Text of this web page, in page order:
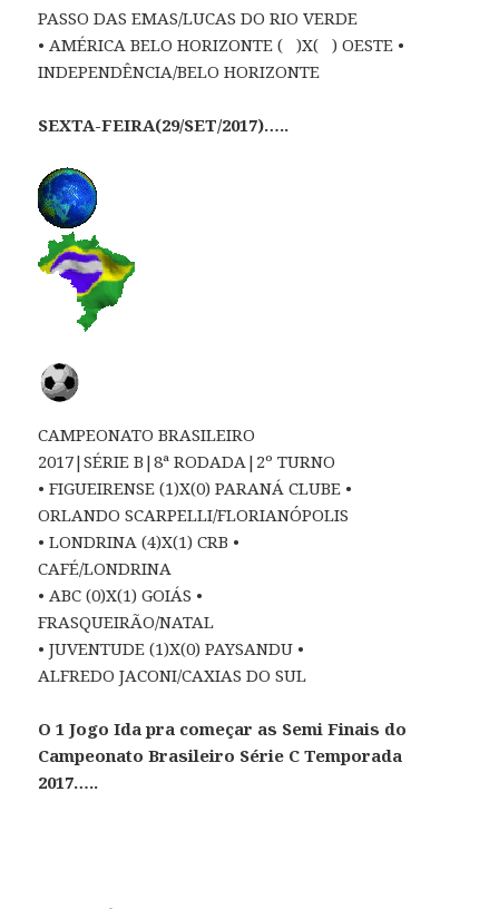
PASSO DAS EMAS/LUCAS DO RIO VERDE
• AMÉRICA BELO HORIZONTE ( )X( ) OESTE •
INDEPENDÊNCIA/BELO HORIZONTE
SEXTA-FEIRA(29/SET/2017)…..
CAMPEONATO BRASILEIRO
2017|SÉRIE B|8ª RODADA|2º TURNO
• FIGUEIRENSE (1)X(0) PARANÁ CLUBE •
ORLANDO SCARPELLI/FLORIANÓPOLIS
• LONDRINA (4)X(1) CRB •
CAFÉ/LONDRINA
• ABC (0)X(1) GOIÁS •
FRASQUEIRÃO/NATAL
• JUVENTUDE (1)X(0) PAYSANDU •
ALFREDO JACONI/CAXIAS DO SUL
O 1 Jogo Ida pra começar as Semi Finais do
Campeonato Brasileiro Série C Temporada
2017…..